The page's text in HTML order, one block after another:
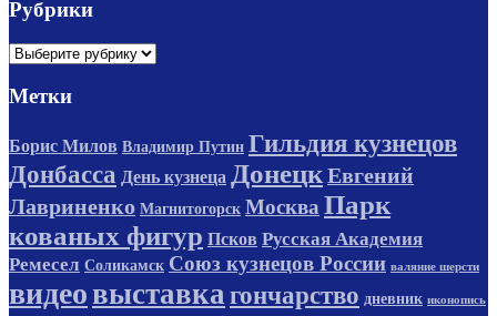
Рубрики
Рубрики
Метки
Борис Милов Владимир Путин Гильдия кузнецов
Донбасса День кузнеца ДонецкЕвгений
Лавриненко Магнитогорск Москва Парк
кованых фигур Псков Русская Академия
Ремесел Соликамск Союз кузнецов России валяние шерсти
видеовыставка гончарство дневник иконопись